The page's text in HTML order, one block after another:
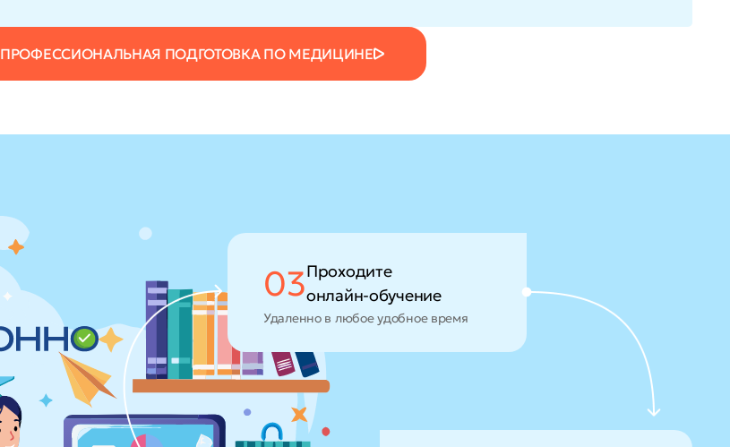
ПРОФЕССИОНАЛЬНАЯ ПОДГОТОВКА ПО МЕДИЦИНЕ
03Проходите
онлайн-обучение
Удаленно в любое удобное время